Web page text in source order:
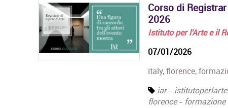
Corso di
2026
Istituto per l'Arte e il
07/01/2026
italy, florence,
iar-
florence- formazione